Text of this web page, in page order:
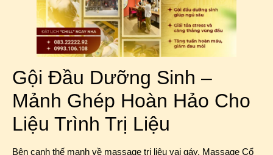
Gội Đầu Dưỡng Sinh –
Mảnh Ghép Hoàn Hảo Cho
Liệu Trình Trị Liệu
Bên cạnh thế mạnh về massage trị liệu vai gáy, Massage Cổ